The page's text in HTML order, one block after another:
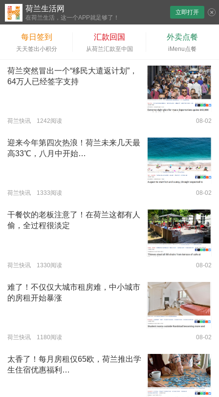
荷兰生活网
在荷兰生活，这一个APP就足够了！
立即打开
每日签到
天天签出小积分
汇款回国
从荷兰汇款至中国
外卖点餐
iMenu点餐
荷兰突然冒出一个“移民大遣返计划”，
64万人已经签字支持
荷兰快讯 1242阅读 08-02
迎来今年第四次热浪！荷兰未来几天最
高33℃，八月中开始…
荷兰快讯 1333阅读 08-02
干餐饮的老板注意了！在荷兰这都有人
偷，全过程很淡定
荷兰快讯 1330阅读 08-02
难了！不仅仅大城市租房难，中小城市
的房租开始暴涨
荷兰快讯 1180阅读 08-02
太香了！每月房租仅65欧，荷兰推出学
生住宿优惠福利…